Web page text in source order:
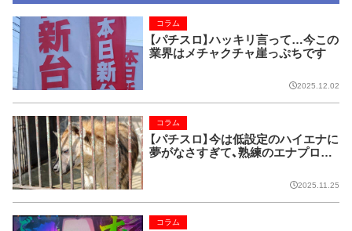
【パチスロ】ハッキリ言って…今この
業界はメチャクチャ崖っぷちです
コラム
2025.12.02
【パチスロ】今は低設定のハイエナに
夢がなさすぎて、熟練のエナプロで
コラム
2025.11.25
コラム